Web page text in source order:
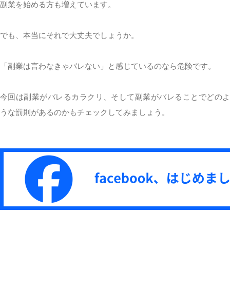
副業を始める方も増えています。
でも、本当にそれで大丈夫でしょうか。
「副業は言わなきゃバレない」と感じているのなら危険です。
今回は副業がバレるカラクリ、そして副業がバレることでどのよ
うな罰則があるのかもチェックしてみましょう。